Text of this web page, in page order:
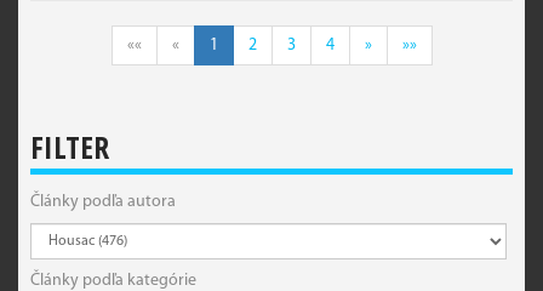
«« « 1 2 3 4 » »»
FILTER
Články podľa autora
Články podľa kategórie